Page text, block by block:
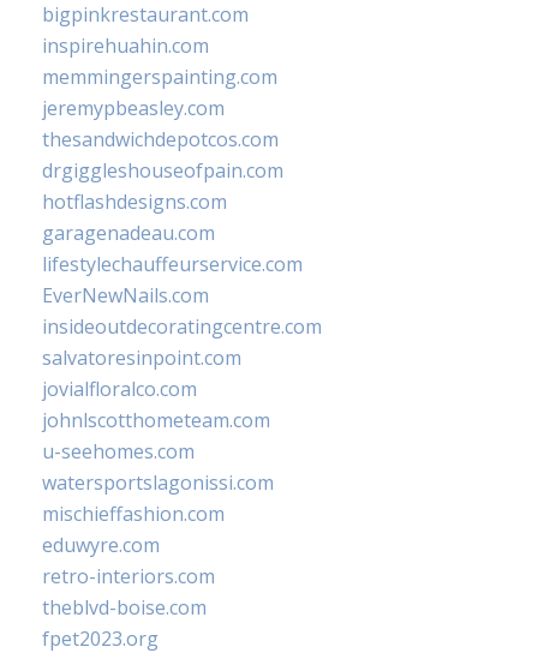
bigpinkrestaurant.com
inspirehuahin.com
memmingerspainting.com
jeremypbeasley.com
thesandwichdepotcos.com
drgiggleshouseofpain.com
hotflashdesigns.com
garagenadeau.com
lifestylechauffeurservice.com
EverNewNails.com
insideoutdecoratingcentre.com
salvatoresinpoint.com
jovialfloralco.com
johnlscotthometeam.com
u-seehomes.com
watersportslagonissi.com
mischieffashion.com
eduwyre.com
retro-interiors.com
theblvd-boise.com
fpet2023.org